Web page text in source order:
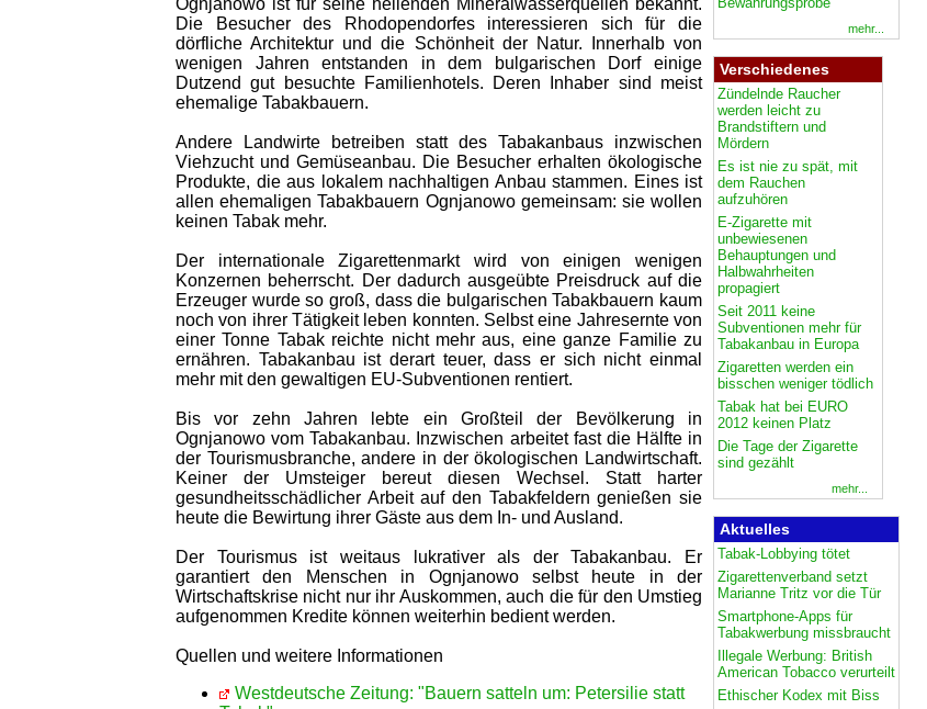
Ognjanowo ist für seine heilenden Mineralwasserquellen bekannt.
Die Besucher des Rhodopendorfes interessieren sich für die
dörfliche Architektur und die Schönheit der Natur. Innerhalb von
wenigen Jahren entstanden in dem bulgarischen Dorf einige
Dutzend gut besuchte Familienhotels. Deren Inhaber sind meist
ehemalige Tabakbauern.
Andere Landwirte betreiben statt des Tabakanbaus inzwischen
Viehzucht und Gemüseanbau. Die Besucher erhalten ökologische
Produkte, die aus lokalem nachhaltigen Anbau stammen. Eines ist
allen ehemaligen Tabakbauern Ognjanowo gemeinsam: sie wollen
keinen Tabak mehr.
Der internationale Zigarettenmarkt wird von einigen wenigen
Konzernen beherrscht. Der dadurch ausgeübte Preisdruck auf die
Erzeuger wurde so groß, dass die bulgarischen Tabakbauern kaum
noch von ihrer Tätigkeit leben konnten. Selbst eine Jahresernte von
einer Tonne Tabak reichte nicht mehr aus, eine ganze Familie zu
ernähren. Tabakanbau ist derart teuer, dass er sich nicht einmal
mehr mit den gewaltigen EU-Subventionen rentiert.
Bis vor zehn Jahren lebte ein Großteil der Bevölkerung in
Ognjanowo vom Tabakanbau. Inzwischen arbeitet fast die Hälfte in
der Tourismusbranche, andere in der ökologischen Landwirtschaft.
Keiner der Umsteiger bereut diesen Wechsel. Statt harter
gesundheitsschädlicher Arbeit auf den Tabakfeldern genießen sie
heute die Bewirtung ihrer Gäste aus dem In- und Ausland.
Der Tourismus ist weitaus lukrativer als der Tabakanbau. Er
garantiert den Menschen in Ognjanowo selbst heute in der
Wirtschaftskrise nicht nur ihr Auskommen, auch die für den Umstieg
aufgenommen Kredite können weiterhin bedient werden.
Quellen und weitere Informationen
Westdeutsche Zeitung: "Bauern satteln um: Petersilie statt
mehr...
Verschiedenes
Zündelnde Raucher
werden leicht zu
Brandstiftern und
Mördern
Es ist nie zu spät, mit
dem Rauchen
aufzuhören
E-Zigarette mit
unbewiesenen
Behauptungen und
Halbwahrheiten
propagiert
Seit 2011 keine
Subventionen mehr für
Tabakanbau in Europa
Zigaretten werden ein
bisschen weniger tödlich
Tabak hat bei EURO
2012 keinen Platz
Die Tage der Zigarette
sind gezählt
mehr...
Aktuelles
Tabak-Lobbying tötet
Zigarettenverband setzt
Marianne Tritz vor die Tür
Smartphone-Apps für
Tabakwerbung missbraucht
Illegale Werbung: British
American Tobacco verurteilt
Ethischer Kodex mit Biss